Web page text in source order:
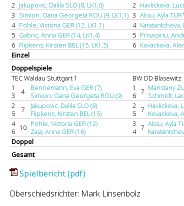
2 Jakupovic, Dalila SLO (8, LK1,0) 2 Havlickova,
3 Simion, Oana Georgeta ROU (9, LK1,1) 3 Aksu, Ayla
4 Pohle, Victoria GER (12, LK1,1) 4 Karatantcheva,
5 Gabric, Anna GER (14, LK1,4) 5 Prisacariu,
6 Flipkens, Kirsten BEL (15, LK1,5) 6 Kovackova,
Einzel
Doppelspiele
TEC Waldau Stuttgart 1
BW DD Blasewitz
1
3
4
Bennemann, Eva GER (7)
Simion, Oana Georgeta ROU (9)
1
6 7 Maristany
Schmidt,
2
5
7
Jakupovic, Dalila SLO (8)
Flipkens, Kirsten BEL (15)
2
5 7 Havlickova,
Kovackova,
4
6 10 Pohle, Victoria GER (12)
Zaja, Anna GER (16)
3
4 7 Aksu, Ayla
Doppel
Gesamt
Spielbericht (pdf)
Oberschiedsrichter: Mark Linsenbolz